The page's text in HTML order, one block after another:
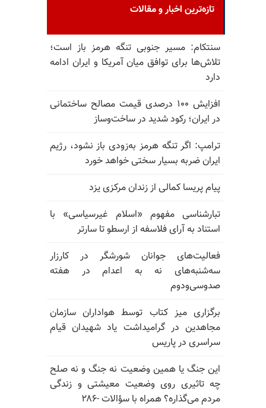
تازه‌ترین اخبار و مقالات
سنتکام: مسیر جنوبی تنگه هرمز باز است؛
تلاش‌ها برای توافق میان آمریکا و ایران ادامه
دارد
افزایش ۱۰۰ درصدی قیمت مصالح ساختمانی
در ایران؛ رکود شدید در ساخت‌وساز
ترامپ: اگر تنگه هرمز به‌زودی باز نشود، رژیم
ایران ضربه بسیار سختی خواهد خورد
پیام پریسا کمالی از زندان مرکزی یزد
تبارشناسی مفهوم «اسلام غیرسیاسی» با
استناد به آرای فلاسفه از ارسطو تا سارتر
فعالیت‌های جوانان شورشگر در کارزار
سه‌شنبه‌های نه به اعدام در هفته
صدوسی‌و‌دوم
برگزاری میز کتاب توسط هواداران سازمان
مجاهدین در گرامیداشت یاد شهیدان قیام
سراسری در پاریس
این جنگ یا همین وضعیت نه جنگ و نه صلح
چه تاثیری روی وضعیت معیشتی و زندگی
مردم می‌گذاره؟ همراه با سؤالات -۲۸۶